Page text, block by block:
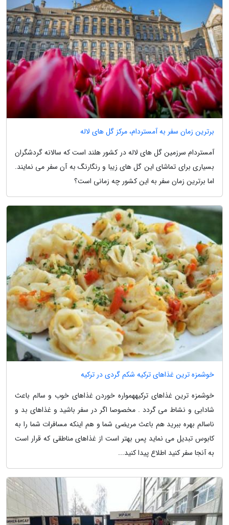
برترین زمان سفر به آمستردام، مرکز گل های لاله
آمستردام سرزمین گل های لاله در کشور هلند است که سالانه گردشگران
بسیاری برای تماشای این گل های زیبا و رنگارنگ به آن سفر می نمایند.
اما برترین زمان سفر به این کشور چه زمانی است؟
خوشمزه ترین غذاهای ترکیه شکم گردی در ترکیه
خوشمزه ترین غذاهای ترکیههمواره خوردن غذاهای خوب و سالم باعث
شادابی و نشاط می گردد . مخصوصا اگر در سفر باشید و غذاهای بد و
ناسالم بهره ببرید هم باعث مریضی شما و هم اینکه مسافرات شما را به
کابوس تبدیل می نماید پس بهتر است از غذاهای مناطقی که قرار است
به آنجا سفر کنید اطلاع پیدا کنید...